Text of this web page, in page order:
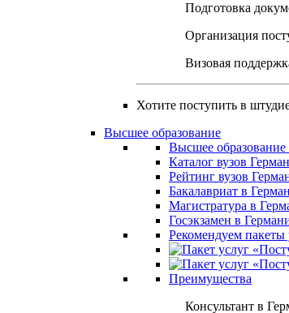
Подготовка
Организация
Визовая
Хотите поступить в
Высшее образование
Высшее
Каталог вузов
Рейтинг вузов
Бакалавриат в
Магистратура в
Госэкзамен в
Рекомендуем пакеты
Преимущества
Консультант в